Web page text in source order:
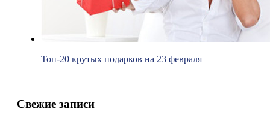
Топ-20 крутых подарков на 23 февраля
Свежие записи